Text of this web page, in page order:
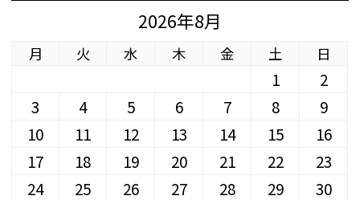
2026年8月
月 火 水 木 金 土 日
1
2
3
4 5 6 7 8
9
10
11 12 13 14 15
16
17
18 19 20 21 22
23
24
25 26 27 28 29
30